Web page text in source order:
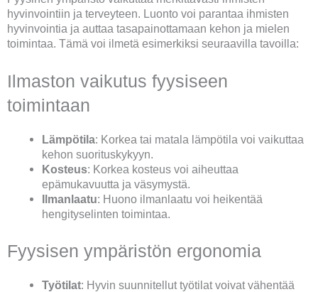
hyvinvointiin ja terveyteen. Luonto voi parantaa ihmisten
hyvinvointia ja auttaa tasapainottamaan kehon ja mielen
toimintaa. Tämä voi ilmetä esimerkiksi seuraavilla tavoilla:
Ilmaston vaikutus fyysiseen
toimintaan
Lämpötila: Korkea tai matala lämpötila voi vaikuttaa
kehon suorituskykyyn.
Kosteus: Korkea kosteus voi aiheuttaa
epämukavuutta ja väsymystä.
Ilmanlaatu: Huono ilmanlaatu voi heikentää
hengityselinten toimintaa.
Fyysisen ympäristön ergonomia
Työtilat: Hyvin suunnitellut työtilat voivat vähentää